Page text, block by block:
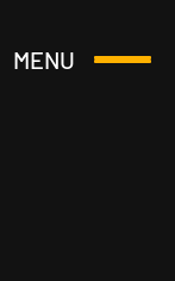
MENU
Otwórz